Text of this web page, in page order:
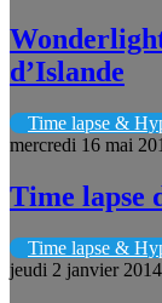
d’Islande
Time lapse &
mercredi 16 mai
Time lapse
Time lapse &
jeudi 2 janvier 2014